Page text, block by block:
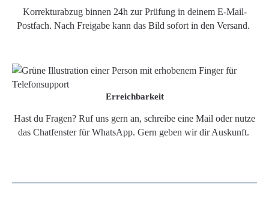
Korrekturabzug binnen 24h zur Prüfung in deinem E-Mail-
Postfach. Nach Freigabe kann das Bild sofort in den Versand.
Erreichbarkeit
Hast du Fragen? Ruf uns gern an, schreibe eine Mail oder nutze
das Chatfenster für WhatsApp. Gern geben wir dir Auskunft.